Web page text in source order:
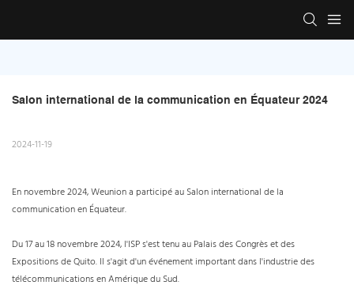
Salon international de la communication en Équateur 2024
2024-11-19
En novembre 2024, Weunion a participé au Salon international de la
communication en Équateur.
Du 17 au 18 novembre 2024, l'ISP s'est tenu au Palais des Congrès et des
Expositions de Quito. Il s'agit d'un événement important dans l'industrie des
télécommunications en Amérique du Sud.